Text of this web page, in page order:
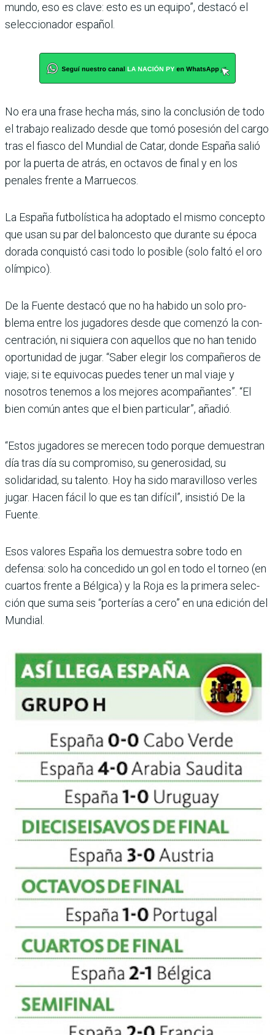
mundo, eso es clave: esto es un equipo”, destacó el
seleccionador español.
No era una frase hecha más, sino la conclusión de todo
el trabajo realizado desde que tomó posesión del cargo
tras el fiasco del Mundial de Catar, donde España salió
por la puerta de atrás, en octavos de final y en los
penales frente a Marruecos.
La España futbolística ha adoptado el mismo concepto
que usan su par del balon­cesto que durante su época
dorada conquistó casi todo lo posible (solo faltó el oro
olímpico).
De la Fuente destacó que no ha habido un solo pro­
blema entre los jugadores desde que comenzó la con­
centración, ni siquiera con aquellos que no han tenido
oportunidad de jugar. “Saber elegir los compañe­ros de
viaje; si te equivocas puedes tener un mal viaje y
nosotros tenemos a los mejores acompañantes”. “El
bien común antes que el bien particular”, añadió.
“Estos jugadores se merecen todo porque demuestran
día tras día su compromiso, su generosidad, su
solidaridad, su talento. Hoy ha sido mara­villoso verles
jugar. Hacen fácil lo que es tan difícil”, insistió De la
Fuente.
Esos valores España los demuestra sobre todo en
defensa: solo ha concedido un gol en todo el torneo (en
cuartos frente a Bélgica) y la Roja es la primera selec­
ción que suma seis “porte­rías a cero” en una edición del
Mundial.